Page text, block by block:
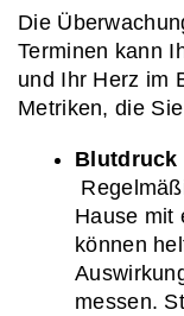
Die
Terminen kann
und Ihr Herz im
Metriken, die
Blutdruck
Hause mit
können
messen.